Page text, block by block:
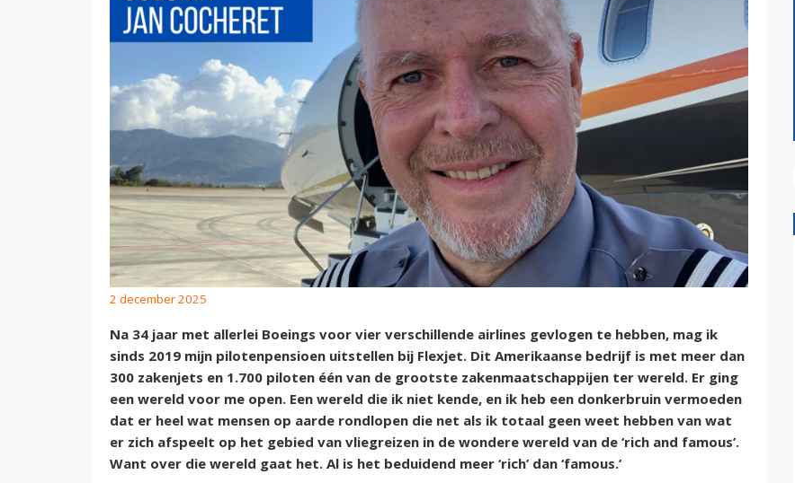
2 december 2025
Na 34 jaar met allerlei Boeings voor vier verschillende airlines gevlogen te hebben, mag ik
sinds 2019 mijn pilotenpensioen uitstellen bij Flexjet. Dit Amerikaanse bedrijf is met meer dan
300 zakenjets en 1.700 piloten één van de grootste zakenmaatschappijen ter wereld. Er ging
een wereld voor me open. Een wereld die ik niet kende, en ik heb een donkerbruin vermoeden
dat er heel wat mensen op aarde rondlopen die net als ik totaal geen weet hebben van wat
er zich afspeelt op het gebied van vliegreizen in de wondere wereld van de ‘rich and famous’.
Want over die wereld gaat het. Al is het beduidend meer ‘rich’ dan ‘famous.’